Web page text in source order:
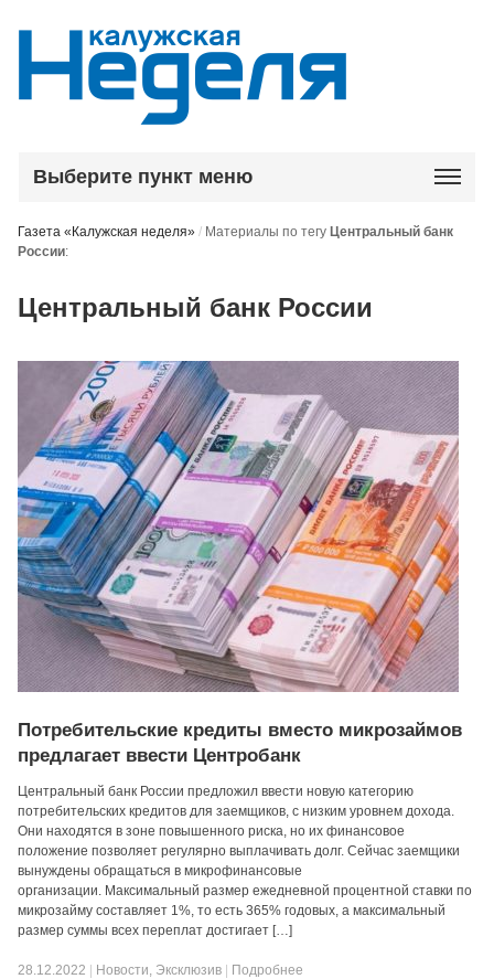
Выберите пункт меню
Газета «Калужская неделя» / Материалы по тегу Центральный банк
России:
Центральный банк России
Потребительские кредиты вместо микрозаймов
предлагает ввести Центробанк
Центральный банк России предложил ввести новую категорию
потребительских кредитов для заемщиков, с низким уровнем дохода.
Они находятся в зоне повышенного риска, но их финансовое
положение позволяет регулярно выплачивать долг. Сейчас заемщики
вынуждены обращаться в микрофинансовые
организации. Максимальный размер ежедневной процентной ставки по
микрозайму составляет 1%, то есть 365% годовых, а максимальный
размер суммы всех переплат достигает […]
28.12.2022 Новости, Эксклюзив Подробнее